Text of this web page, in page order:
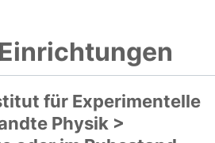
für Experimentelle
Physik >